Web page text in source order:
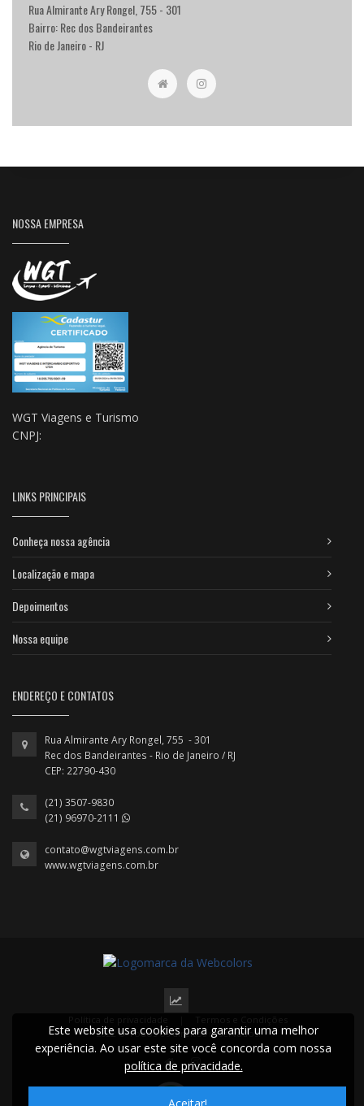
Rua Almirante Ary Rongel, 755 - 301
Bairro: Rec dos Bandeirantes
Rio de Janeiro - RJ
NOSSA EMPRESA
WGT Viagens e Turismo
CNPJ:
LINKS PRINCIPAIS
Conheça nossa agência
Localização e mapa
Depoimentos
Nossa equipe
ENDEREÇO E CONTATOS
Rua Almirante Ary Rongel, 755 - 301
Rec dos Bandeirantes - Rio de Janeiro / RJ
CEP: 22790-430
(21) 3507-9830
(21) 96970-2111
contato@wgtviagens.com.br
www.wgtviagens.com.br
2022 © Todos os direitos reservados.
Este website usa cookies para garantir uma melhor
experiência. Ao usar este site você concorda com nossa
política de privacidade.